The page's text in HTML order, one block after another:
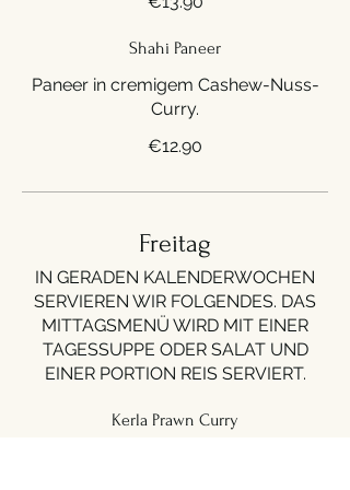
Shahi Paneer
Paneer in cremigem Cashew-Nuss-
Curry.
€12.90
Freitag
IN GERADEN KALENDERWOCHEN
SERVIEREN WIR FOLGENDES. DAS
MITTAGSMENÜ WIRD MIT EINER
TAGESSUPPE ODER SALAT UND
EINER PORTION REIS SERVIERT.
Kerla Prawn Curry